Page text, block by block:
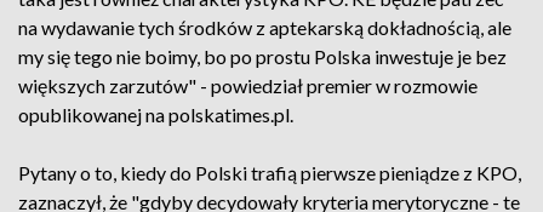
na wydawanie tych środków z aptekarską dokładnością, ale
my się tego nie boimy, bo po prostu Polska inwestuje je bez
większych zarzutów" - powiedział premier w rozmowie
opublikowanej na polskatimes.pl.
Pytany o to, kiedy do Polski trafią pierwsze pieniądze z KPO,
zaznaczył, że "gdyby decydowały kryteria merytoryczne - te